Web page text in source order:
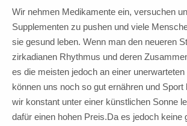
Wir nehmen Medikamente ein, versuchen
Supplementen zu pushen und viele
sie gesund leben. Wenn man den neueren
zirkadianen Rhythmus und deren
es die meisten jedoch an einer unerwarteten
können uns noch so gut ernähren und Sport
wir konstant unter einer künstlichen Sonne
dafür einen hohen Preis.Da es jedoch keine